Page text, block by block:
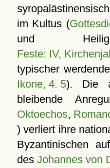
im Kultus (
und
Feste: IV,
typischer
Ikone, 4. 5). Die
bleibende
Oktoechos,
) verliert ihre
Byzantinischen
desJohannes von